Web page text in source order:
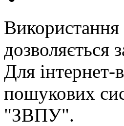
Використання
дозволяється
Для інтернет-
пошукових
"ЗВПУ".